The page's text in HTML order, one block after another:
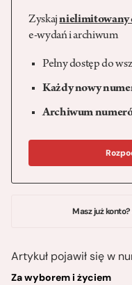
Zyskajnielimitowany
e-wydań i archiwum
Pełny dostęp do
Każdy nowy
Archiwum
Masz już
Artykuł pojawił się w
Za wyborem i życiem